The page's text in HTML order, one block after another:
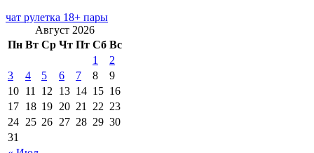
чат рулетка 18+ пары
Август 2026
Пн Вт Ср Чт Пт Сб Вс
1
2
3
4 5 6 7 8
9
10 11 12 13 14 15 16
17 18 19 20 21 22 23
24 25 26 27 28 29 30
31